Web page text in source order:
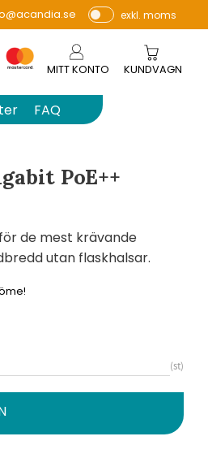
P
e
r
vi
s
exkl. moms
MITT KONTO KUNDVAGN
FAQ
PoE++
de mest krävande
utan flaskhalsar.
st